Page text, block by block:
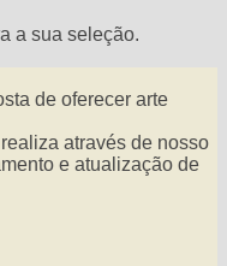
a sua seleção.
de oferecer arte
através de nosso
e atualização de